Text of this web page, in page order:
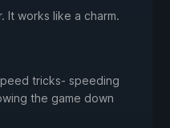
It works like a charm.
tricks- speeding
the game down